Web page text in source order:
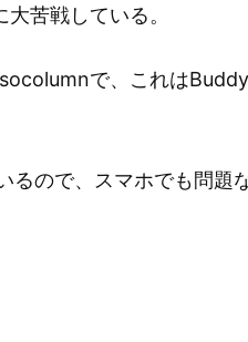
苦戦している。
で、これは
るので、スマホでも問題